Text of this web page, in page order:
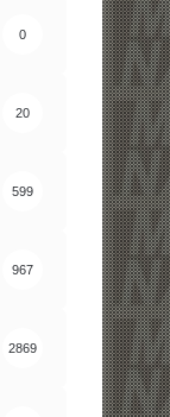
0
20
599
967
2869